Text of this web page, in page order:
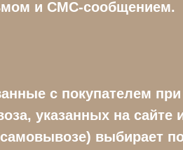
и СМС-сообщением.
с покупателем
указанных на
выбирает